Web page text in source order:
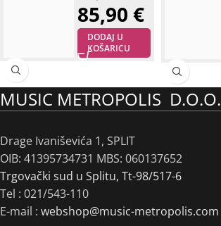
85,90 €
DODAJ U
KOŠARICU
MUSIC METROPOLIS D.O.O.
Drage Ivaniševića 1, SPLIT
OIB: 41395734731 MBS: 060137652
Trgovački sud u Splitu, Tt-98/517-6
Tel : 021/543-110
E-mail : webshop@music-metropolis.com